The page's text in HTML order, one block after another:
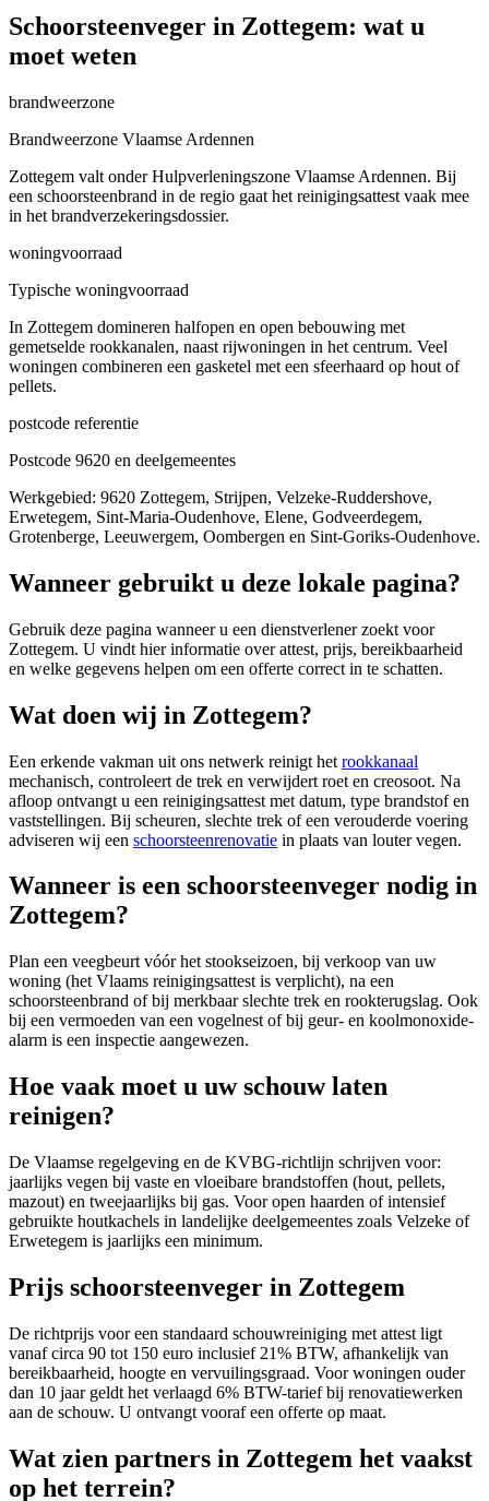
Schoorsteenveger in Zottegem: wat u
moet weten
brandweerzone
Brandweerzone Vlaamse Ardennen
Zottegem valt onder Hulpverleningszone Vlaamse Ardennen. Bij
een schoorsteenbrand in de regio gaat het reinigingsattest vaak mee
in het brandverzekeringsdossier.
woningvoorraad
Typische woningvoorraad
In Zottegem domineren halfopen en open bebouwing met
gemetselde rookkanalen, naast rijwoningen in het centrum. Veel
woningen combineren een gasketel met een sfeerhaard op hout of
pellets.
postcode referentie
Postcode 9620 en deelgemeentes
Werkgebied: 9620 Zottegem, Strijpen, Velzeke-Ruddershove,
Erwetegem, Sint-Maria-Oudenhove, Elene, Godveerdegem,
Grotenberge, Leeuwergem, Oombergen en Sint-Goriks-Oudenhove.
Wanneer gebruikt u deze lokale pagina?
Gebruik deze pagina wanneer u een dienstverlener zoekt voor
Zottegem. U vindt hier informatie over attest, prijs, bereikbaarheid
en welke gegevens helpen om een offerte correct in te schatten.
Wat doen wij in Zottegem?
Een erkende vakman uit ons netwerk reinigt het rookkanaal
mechanisch, controleert de trek en verwijdert roet en creosoot. Na
afloop ontvangt u een reinigingsattest met datum, type brandstof en
vaststellingen. Bij scheuren, slechte trek of een verouderde voering
adviseren wij een schoorsteenrenovatie in plaats van louter vegen.
Wanneer is een schoorsteenveger nodig in
Zottegem?
Plan een veegbeurt vóór het stookseizoen, bij verkoop van uw
woning (het Vlaams reinigingsattest is verplicht), na een
schoorsteenbrand of bij merkbaar slechte trek en rookterugslag. Ook
bij een vermoeden van een vogelnest of bij geur- en koolmonoxide-
alarm is een inspectie aangewezen.
Hoe vaak moet u uw schouw laten
reinigen?
De Vlaamse regelgeving en de KVBG-richtlijn schrijven voor:
jaarlijks vegen bij vaste en vloeibare brandstoffen (hout, pellets,
mazout) en tweejaarlijks bij gas. Voor open haarden of intensief
gebruikte houtkachels in landelijke deelgemeentes zoals Velzeke of
Erwetegem is jaarlijks een minimum.
Prijs schoorsteenveger in Zottegem
De richtprijs voor een standaard schouwreiniging met attest ligt
vanaf circa 90 tot 150 euro inclusief 21% BTW, afhankelijk van
bereikbaarheid, hoogte en vervuilingsgraad. Voor woningen ouder
dan 10 jaar geldt het verlaagd 6% BTW-tarief bij renovatiewerken
aan de schouw. U ontvangt vooraf een offerte op maat.
Wat zien partners in Zottegem het vaakst
op het terrein?